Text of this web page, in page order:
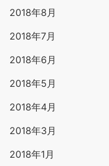
2018年8月
2018年7月
2018年6月
2018年5月
2018年4月
2018年3月
2018年1月